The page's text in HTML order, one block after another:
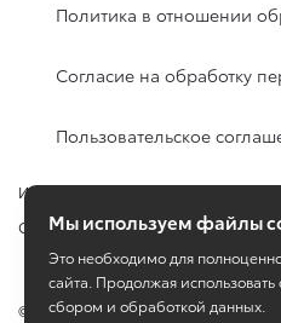
Политика в отношении
Согласие на обработку
Пользовательское
Изменить настройку cookies
Сбросить cookie
© 2026ООО «КЛЮЧАВТО» город
Мы используем файлы
Это необходимо для
сайта. Продолжая использовать
сбором и обработкой данных.